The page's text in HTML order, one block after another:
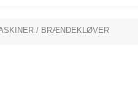
/ BRÆNDEKLØVER